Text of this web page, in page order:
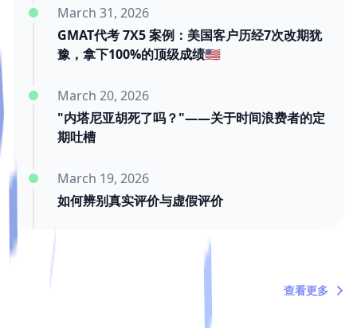
GMAT代考 7X5 案例：美国客户历经7次改期犹
豫，拿下100%的顶级成绩🇺🇸
March 31, 2026
"内塔尼亚胡死了吗？"——关于时间浪费者的定
期吐槽
March 20, 2026
如何辨别真实评价与虚假评价
March 19, 2026
三年后的迟到好评：我们靠交付赢
查看更多